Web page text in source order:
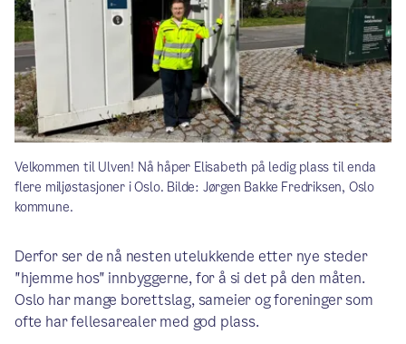
Velkommen til Ulven! Nå håper Elisabeth på ledig plass til enda
flere miljøstasjoner i Oslo. Bilde: Jørgen Bakke Fredriksen, Oslo
kommune.
Derfor ser de nå nesten utelukkende etter nye steder
"hjemme hos" innbyggerne, for å si det på den måten.
Oslo har mange borettslag, sameier og foreninger som
ofte har fellesarealer med god plass.